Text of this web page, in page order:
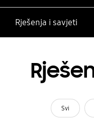
Rješenja i savjeti
Svi